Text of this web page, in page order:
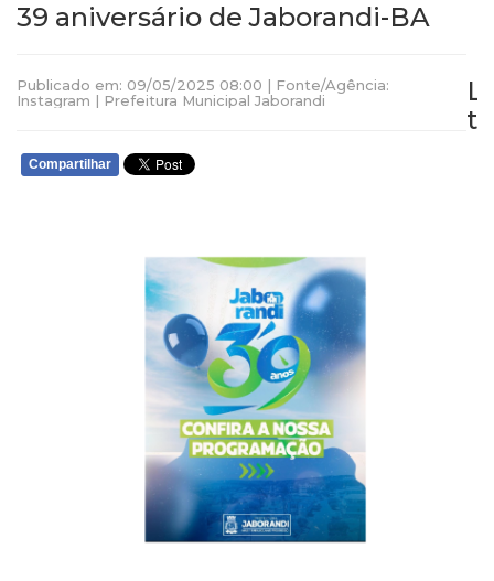
39 aniversário de Jaborandi-BA
Publicado em: 09/05/2025 08:00 | Fonte/Agência:
Instagram | Prefeitura Municipal Jaborandi
Compartilhar